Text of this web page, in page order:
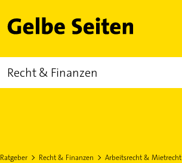
Gelbe Seiten
Recht & Finanzen
Ratgeber Recht & Finanzen Arbeitsrecht & Mietrecht